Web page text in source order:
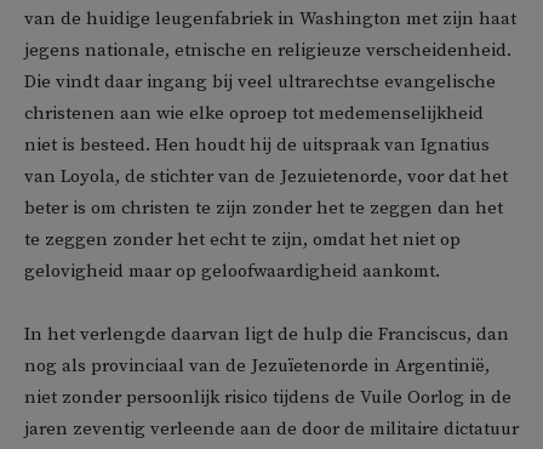
van de huidige leugenfabriek in Washington met zijn haat
jegens nationale, etnische en religieuze verscheidenheid.
Die vindt daar ingang bij veel ultrarechtse evangelische
christenen aan wie elke oproep tot medemenselijkheid
niet is besteed. Hen houdt hij de uitspraak van Ignatius
van Loyola, de stichter van de Jezuietenorde, voor dat het
beter is om christen te zijn zonder het te zeggen dan het
te zeggen zonder het echt te zijn, omdat het niet op
gelovigheid maar op geloofwaardigheid aankomt.
In het verlengde daarvan ligt de hulp die Franciscus, dan
nog als provinciaal van de Jezuïetenorde in Argentinië,
niet zonder persoonlijk risico tijdens de Vuile Oorlog in de
jaren zeventig verleende aan de door de militaire dictatuur